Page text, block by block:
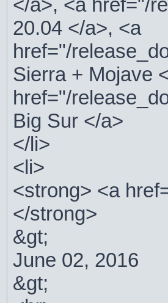
</a>, <a href="/
20.04 </a>, <a
href="/
Sierra + Mojave
href="/
Big Sur </a>
</li>
<li>
<strong> <a
</strong>
&gt;
June 02, 2016
&gt;